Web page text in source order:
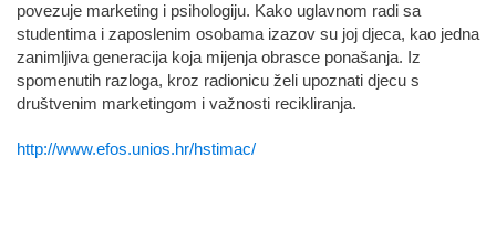
povezuje marketing i psihologiju. Kako uglavnom radi sa
studentima i zaposlenim osobama izazov su joj djeca, kao jedna
zanimljiva generacija koja mijenja obrasce ponašanja. Iz
spomenutih razloga, kroz radionicu želi upoznati djecu s
društvenim marketingom i važnosti recikliranja.
http://www.efos.unios.hr/hstimac/